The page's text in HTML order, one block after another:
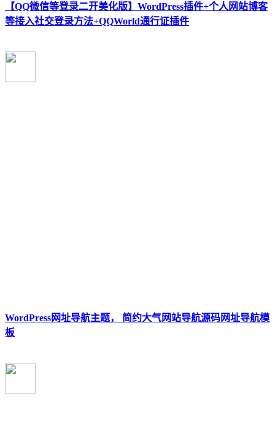
【QQ微信等登录二开美化版】WordPress插件+个人网站博客
等接入社交登录方法+QQWorld通行证插件
WordPress网址导航主题， 简约大气网站导航源码网址导航模
板